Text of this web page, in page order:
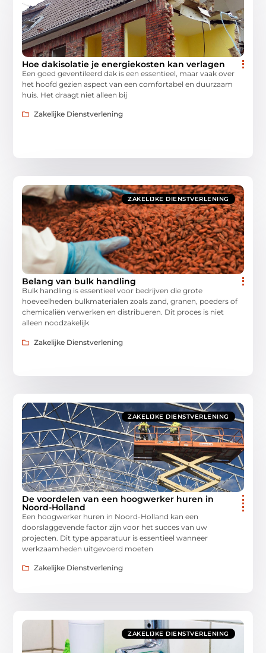
Hoe dakisolatie je energiekosten kan verlagen
Een goed geventileerd dak is een essentieel, maar vaak over
het hoofd gezien aspect van een comfortabel en duurzaam
huis. Het draagt niet alleen bij
Zakelijke Dienstverlening
ZAKELIJKE DIENSTVERLENING
Belang van bulk handling
Bulk handling is essentieel voor bedrijven die grote
hoeveelheden bulkmaterialen zoals zand, granen, poeders of
chemicaliën verwerken en distribueren. Dit proces is niet
alleen noodzakelijk
Zakelijke Dienstverlening
ZAKELIJKE DIENSTVERLENING
De voordelen van een hoogwerker huren in
Noord-Holland
Een hoogwerker huren in Noord-Holland kan een
doorslaggevende factor zijn voor het succes van uw
projecten. Dit type apparatuur is essentieel wanneer
werkzaamheden uitgevoerd moeten
Zakelijke Dienstverlening
ZAKELIJKE DIENSTVERLENING